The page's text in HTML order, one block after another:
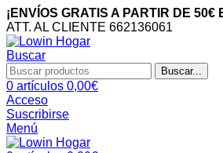
¡ENVÍOS GRATIS A PARTIR DE 50€
ATT. AL CLIENTE 662136061
Buscar
Buscar...
0 artículos 0,00€
Acceso
Suscribirse
Menú